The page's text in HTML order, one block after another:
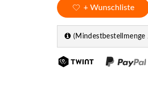
+ Wunschliste
(Mindestbestellmenge